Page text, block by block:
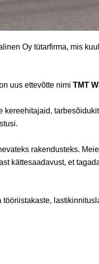
Oy tütarfirma, mis
uus ettevõtte nimi TMT
kereehitajaid,
rakendusteks.
kättesaadavust, et